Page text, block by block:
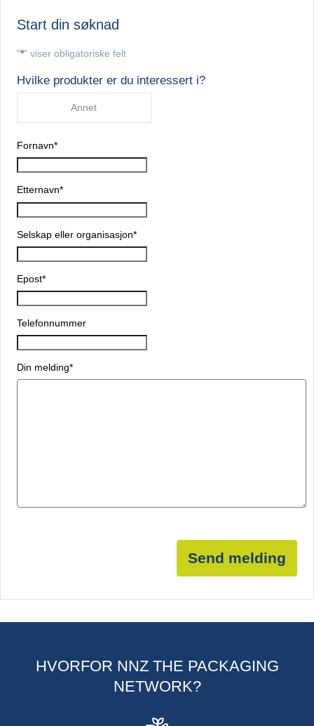
Start din søknad
"*" viser obligatoriske felt
Hvilke produkter er du interessert i?
Annet
Fornavn*
Etternavn*
Selskap eller organisasjon*
Epost*
Telefonnummer
Din melding*
Send melding
HVORFOR NNZ THE PACKAGING
NETWORK?